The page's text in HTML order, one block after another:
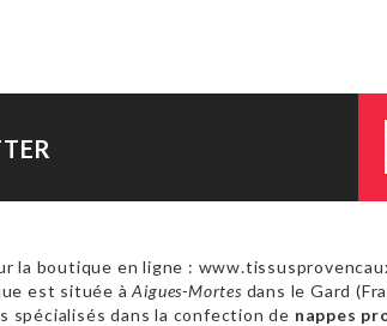
la boutique en ligne :
est située àAigues-Mortes dans le Gard
spécialisés dans la confection de nappes